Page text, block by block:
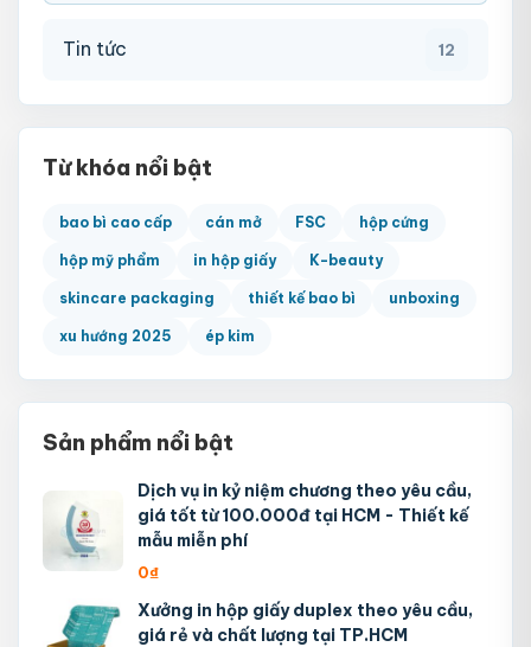
Tin tức 12
Từ khóa nổi bật
bao bì cao cấp cán mở FSC hộp cứng
hộp mỹ phẩm in hộp giấy K-beauty
skincare packaging thiết kế bao bì unboxing
xu hướng 2025 ép kim
Sản phẩm nổi bật
Dịch vụ in kỷ niệm chương theo yêu cầu,
giá tốt từ 100.000đ tại HCM - Thiết kế
mẫu miễn phí
0₫
Xưởng in hộp giấy duplex theo yêu cầu,
giá rẻ và chất lượng tại TP.HCM